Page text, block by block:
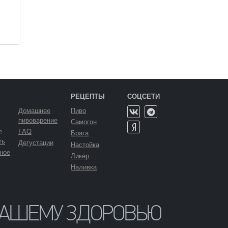
Домашнее
пивоварение
FAQ
Дегустации
РЕЦЕПТЫ
Пиво
Самогон
Брага
Настойка
Ликёр
Наливка
СОЦСЕТИ
ЗДОРОВЬЮ